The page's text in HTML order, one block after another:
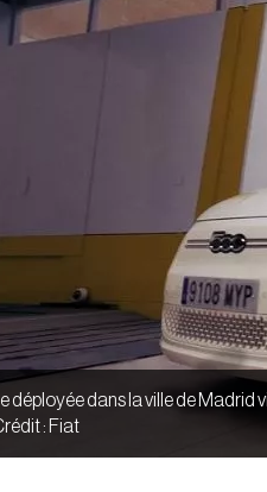
déployée dans la ville de
: Fiat